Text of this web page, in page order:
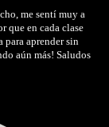
me sentí muy a
que en cada clase
para aprender sin
aún más! Saludos